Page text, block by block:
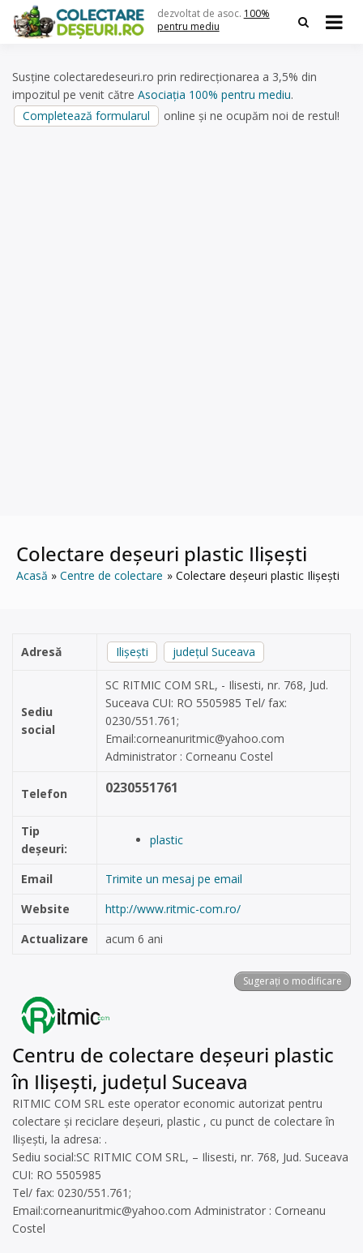
content
dezvoltat de asoc. 100%
pentru mediu
Susține colectaredeseuri.ro prin redirecționarea a 3,5% din
impozitul pe venit către Asociația 100% pentru mediu.
Completează formularul
online și ne ocupăm noi de restul!
Colectare deșeuri plastic Ilișești
Acasă Centre de colectare Colectare deșeuri plastic Ilișești
Adresă Ilişeşti județul Suceava
Sediu
social
SC RITMIC COM SRL, - Ilisesti, nr. 768, Jud.
Suceava CUI: RO 5505985 Tel/ fax:
0230/551.761;
Email:corneanuritmic@yahoo.com
Administrator : Corneanu Costel
Telefon 0230551761
Tip
deșeuri:
plastic
Email
Trimite un mesaj pe email
Website
http://www.ritmic-com.ro/
Actualizare
acum 6 ani
Sugerați o modificare
Centru de colectare deșeuri plastic
în Ilişeşti, județul Suceava
RITMIC COM SRL este operator economic autorizat pentru
colectare și reciclare deșeuri, plastic , cu punct de colectare în
Ilișești, la adresa: .
Sediu social:SC RITMIC COM SRL, – Ilisesti, nr. 768, Jud. Suceava
CUI: RO 5505985
Tel/ fax: 0230/551.761;
Email:corneanuritmic@yahoo.com Administrator : Corneanu
Costel